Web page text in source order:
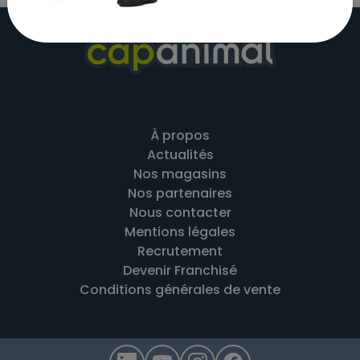
À propos
Actualités
Nos magasins
Nos partenaires
Nous contacter
Mentions légales
Recrutement
Devenir Franchisé
Conditions générales de vente